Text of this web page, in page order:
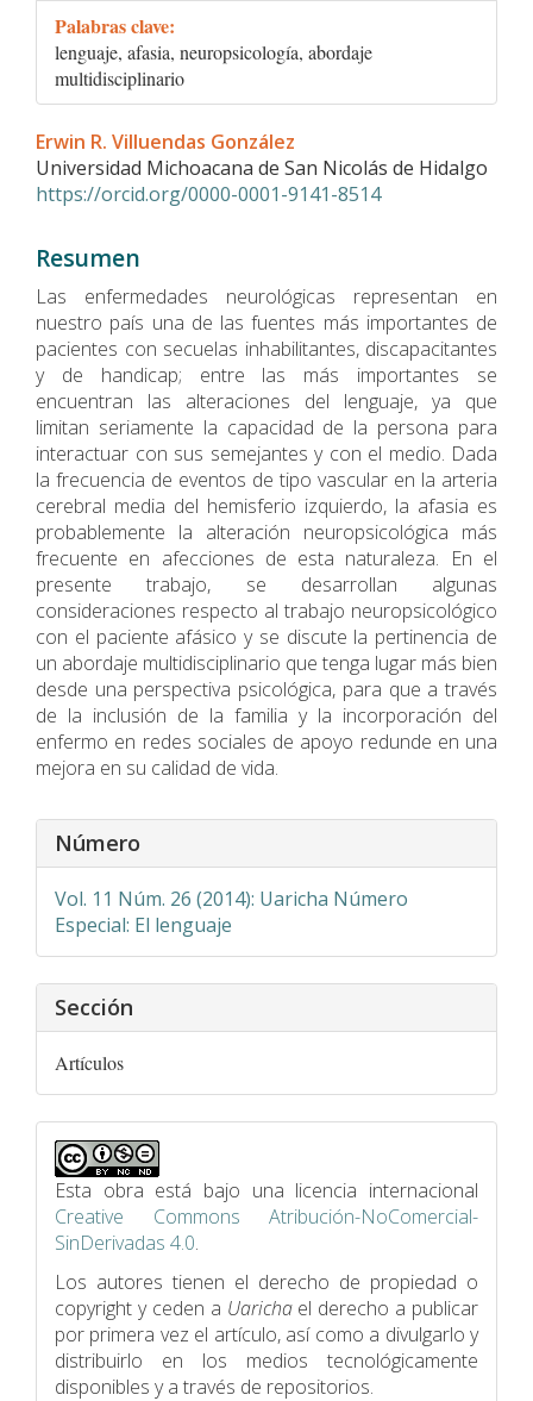
Palabras clave:
lenguaje, afasia, neuropsicología, abordaje
multidisciplinario
Contenido
principal
del
artículo
Erwin R. Villuendas González
Universidad Michoacana de San Nicolás de Hidalgo
https://orcid.org/0000-0001-9141-8514
Resumen
Las enfermedades neurológicas representan en
nuestro paí­s una de las fuentes más importantes de
pacientes con secuelas inhabilitantes, discapacitantes
y de handicap; entre las más importantes se
encuentran las alteraciones del lenguaje, ya que
limitan seriamente la capacidad de la persona para
interactuar con sus semejantes y con el medio. Dada
la frecuencia de eventos de tipo vascular en la arteria
cerebral media del hemisferio izquierdo, la afasia es
probablemente la alteración neuropsicológica más
frecuente en afecciones de esta naturaleza. En el
presente trabajo, se desarrollan algunas
consideraciones respecto al trabajo neuropsicológico
con el paciente afásico y se discute la pertinencia de
un abordaje multidisciplinario que tenga lugar más bien
desde una perspectiva psicológica, para que a través
de la inclusión de la familia y la incorporación del
enfermo en redes sociales de apoyo redunde en una
mejora en su calidad de vida.
Detalles
del
Número
Vol. 11 Núm. 26 (2014): Uaricha Número
Especial: El lenguaje
Sección
Artículos
Esta obra está bajo una licencia internacional
Creative Commons Atribución-NoComercial-
SinDerivadas 4.0.
Los autores tienen el derecho de propiedad o
copyright y ceden a Uaricha el derecho a publicar
por primera vez el artículo, así como a divulgarlo y
distribuirlo en los medios tecnológicamente
disponibles y a través de repositorios.